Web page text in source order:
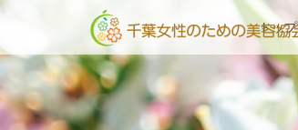
トップ